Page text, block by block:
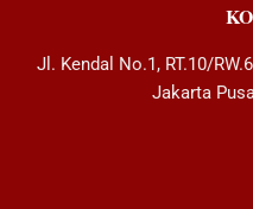
Jl. Kendal No.1, RT.10/
Jakarta